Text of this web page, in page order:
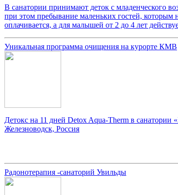
В санатории принимают деток с младенческого
при этом пребывание маленьких гостей, которым
оплачивается, а для малышей от 2 до 4 лет
Уникальная программа очищения на курорте КМВ
Детокс на 11 дней Detox Aqua-Therm в
Железноводск, Россия
Радонотерапия -санаторий Увильды